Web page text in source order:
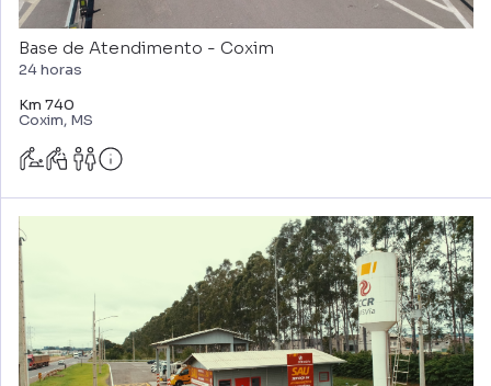
Base de Atendimento - Coxim
24 horas
Km 740
Coxim, MS